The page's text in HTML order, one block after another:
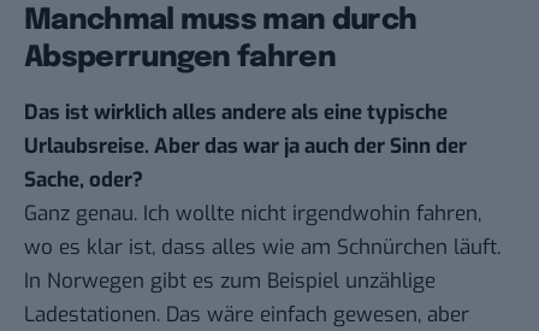
Manchmal muss man durch
Absperrungen fahren
Das ist wirklich alles andere als eine typische
Urlaubsreise. Aber das war ja auch der Sinn der
Sache, oder?
Ganz genau. Ich wollte nicht irgendwohin fahren,
wo es klar ist, dass alles wie am Schnürchen läuft.
In Norwegen gibt es zum Beispiel unzählige
Ladestationen. Das wäre einfach gewesen, aber